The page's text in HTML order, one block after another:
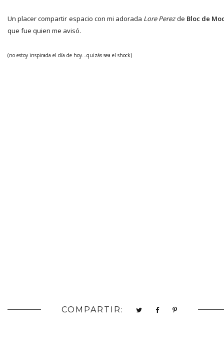
Un placer compartir espacio con mi adorada Lore Perezde Bloc de
que fue quien me avisó.
(no estoy inspirada el día de hoy...quizás sea el shock)
COMPARTIR: